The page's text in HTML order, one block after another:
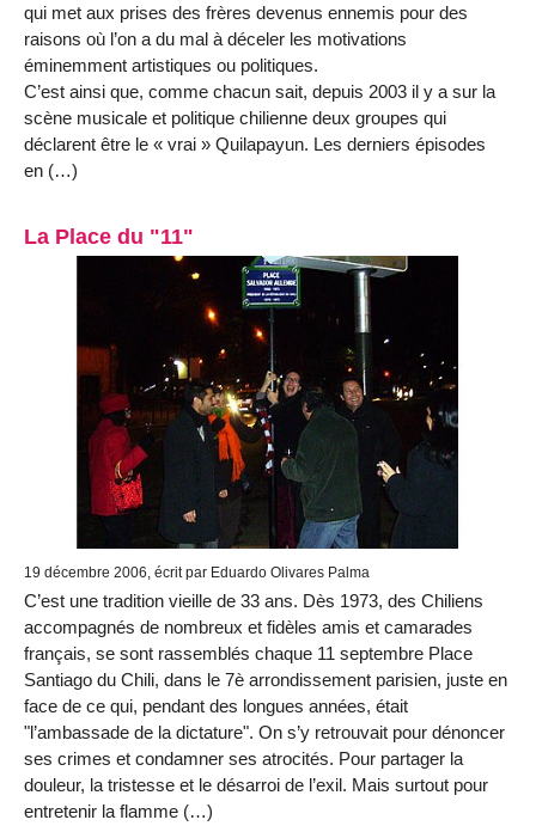
qui met aux prises des frères devenus ennemis pour des
raisons où l’on a du mal à déceler les motivations
éminemment artistiques ou politiques.
C’est ainsi que, comme chacun sait, depuis 2003 il y a sur la
scène musicale et politique chilienne deux groupes qui
déclarent être le « vrai » Quilapayun. Les derniers épisodes
en (…)
La Place du "11"
19 décembre 2006, écrit par Eduardo Olivares Palma
C’est une tradition vieille de 33 ans. Dès 1973, des Chiliens
accompagnés de nombreux et fidèles amis et camarades
français, se sont rassemblés chaque 11 septembre Place
Santiago du Chili, dans le 7è arrondissement parisien, juste en
face de ce qui, pendant des longues années, était
"l’ambassade de la dictature". On s’y retrouvait pour dénoncer
ses crimes et condamner ses atrocités. Pour partager la
douleur, la tristesse et le désarroi de l’exil. Mais surtout pour
entretenir la flamme (…)